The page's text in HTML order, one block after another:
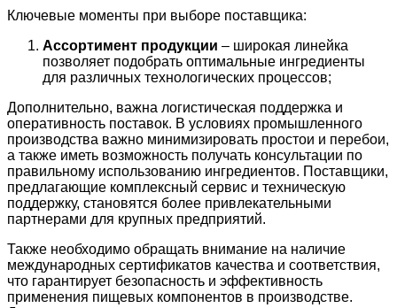
Ключевые моменты при выборе поставщика:
Ассортимент продукции – широкая линейка
позволяет подобрать оптимальные ингредиенты
для различных технологических процессов;
Дополнительно, важна логистическая поддержка и
оперативность поставок. В условиях промышленного
производства важно минимизировать простои и перебои,
а также иметь возможность получать консультации по
правильному использованию ингредиентов. Поставщики,
предлагающие комплексный сервис и техническую
поддержку, становятся более привлекательными
партнерами для крупных предприятий.
Также необходимо обращать внимание на наличие
международных сертификатов качества и соответствия,
что гарантирует безопасность и эффективность
применения пищевых компонентов в производстве.